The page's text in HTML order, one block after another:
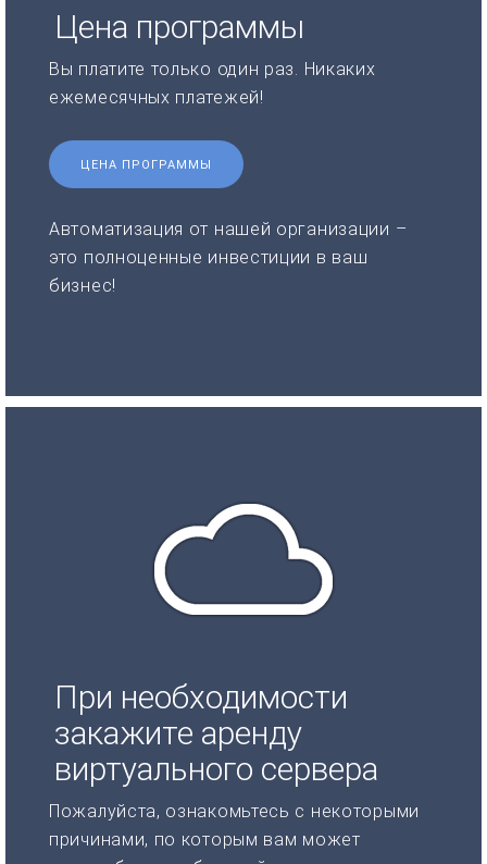
Цена программы
Вы платите только один раз. Никаких
ежемесячных платежей!
ЦЕНА ПРОГРАММЫ
Автоматизация от нашей организации –
это полноценные инвестиции в ваш
бизнес!
При необходимости
закажите аренду
виртуального сервера
Пожалуйста, ознакомьтесь с некоторыми
причинами, по которым вам может